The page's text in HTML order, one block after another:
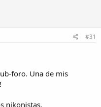
#31
foro. Una de mis
nikonistas.